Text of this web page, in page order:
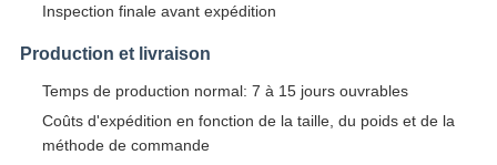
Inspection finale avant expédition
Production et livraison
Temps de production normal: 7 à 15 jours ouvrables
Coûts d'expédition en fonction de la taille, du poids et de la
méthode de commande